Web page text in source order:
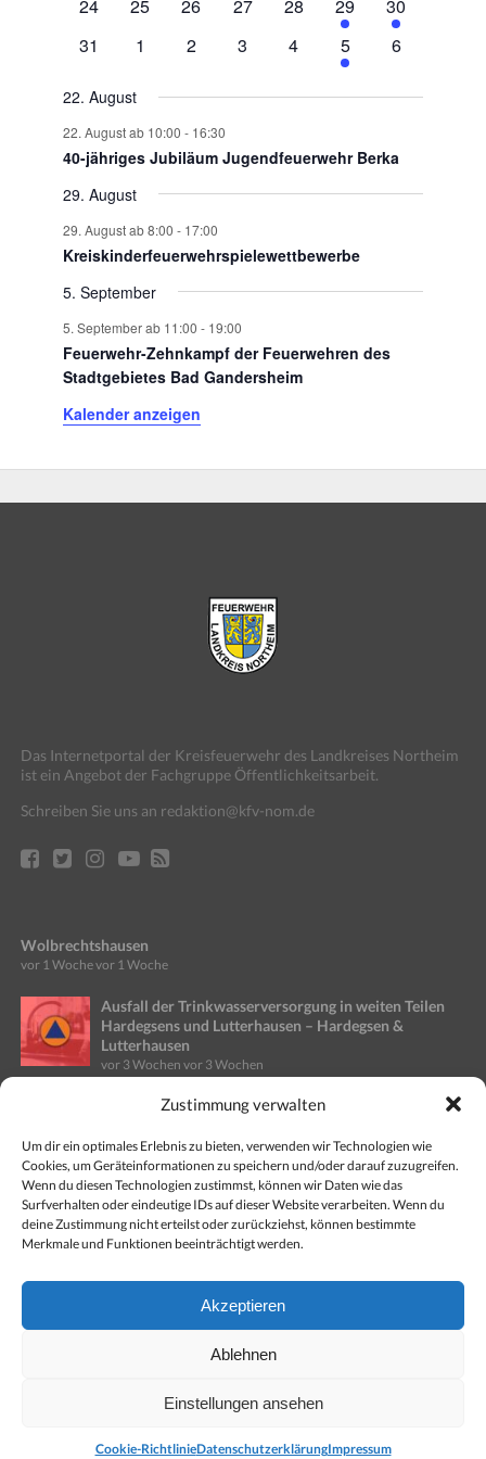
Zustimmung verwalten
Um dir ein optimales Erlebnis zu bieten, verwenden wir Technologien wie
Cookies, um Geräteinformationen zu speichern und/oder darauf zuzugreifen.
Wenn du diesen Technologien zustimmst, können wir Daten wie das
Surfverhalten oder eindeutige IDs auf dieser Website verarbeiten. Wenn du
deine Zustimmung nicht erteilst oder zurückziehst, können bestimmte
Merkmale und Funktionen beeinträchtigt werden.
Akzeptieren
Ablehnen
Einstellungen ansehen
Cookie-RichtlinieDatenschutzerklärungImpressum
24 25 26
Veranstaltungen
27
Veranstaltungen
28
Veranstaltung
29
30
0
31
0
1
0
2
0
Veranstaltungen
3
0
Veranstaltungen
4
1
Veranstaltung
5
0
6
22. August
22. August ab 10:00 - 16:30
40-jähriges Jubiläum Jugendfeuerwehr Berka
29. August
29. August ab 8:00 - 17:00
Kreiskinderfeuerwehrspielewettbewerbe
5. September
5. September ab 11:00 - 19:00
Feuerwehr-Zehnkampf der Feuerwehren des
Stadtgebietes Bad Gandersheim
Kalender anzeigen
Das Internetportal der Kreisfeuerwehr des Landkreises Northeim
ist ein Angebot der Fachgruppe Öffentlichkeitsarbeit.
Schreiben Sie uns an redaktion@kfv-nom.de
Wolbrechtshausen
vor 1 Wochevor 1 Woche
Ausfall der Trinkwasserversorgung in weiten Teilen
Hardegsens und Lutterhausen – Hardegsen &
Lutterhausen
vor 3 Wochen vor 3 Wochen
Ausfall Stromversorgung in Teilen des Stadtgebietes
vor 4 Wochenvor 4 Wochen
Gefahr für Wald- und Vegetationsbrände steigt
weiter: Kreisfeuerwehr gibt Tipps
vor 2 Monatenvor 2 Monaten
Opperhausen siegt bei Wettbewerben im Abschnitt
Copyright © 2008 - 2024: Kreisfeuerwehr Landkreis Northeim